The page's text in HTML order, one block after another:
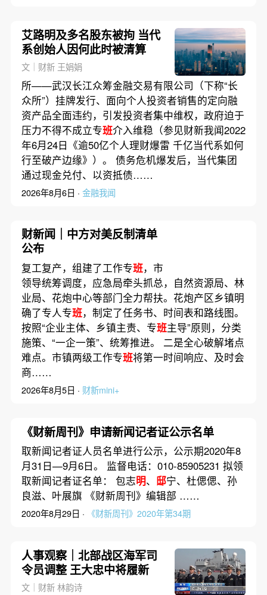
艾路明及多名股东被拘 当代
系创始人因何此时被清算
文｜财新 王娟娟
所——武汉长江众筹金融交易有限公司（下称“长
众所”）挂牌发行、面向个人投资者销售的定向融
资产品全面违约，引发投资者集中维权，政府迫于
压力不得不成立专班介入维稳（参见财新我闻2022
年6月24日《逾50亿个人理财爆雷 千亿当代系如何
行至破产边缘》）。 债务危机爆发后，当代集团
通过现金兑付、以资抵债……
2026年8月6日 · 金融我闻
财新闻｜中方对美反制清单
公布
复工复产，组建了工作专班，市
领导统筹调度，应急局牵头抓总，自然资源局、林
业局、花炮中心等部门全力帮扶。花炮产区乡镇明
确了专人专班，制定了任务书、时间表和路线图。
按照“企业主体、乡镇主责、专班主导”原则，分类
施策、“一企一策”、统筹推进。 二是全心破解堵点
难点。市镇两级工作专班将第一时间响应、及时会
商……
2026年8月5日 · 财新mini+
《财新周刊》申请新闻记者证公示名单
取新闻记者证人员名单进行公示，公示期2020年8
月31日—9月6日。 监督电话：010-85905231 拟领
取新闻记者证名单： 包志明、 邸宁、杜偲偲、孙
良滋、叶展旗 《财新周刊》编辑部 ……
2020年8月29日 · 《财新周刊》2020年第34期
人事观察｜北部战区海军司
令员调整 王大忠中将履新
文｜财新 林韵诗